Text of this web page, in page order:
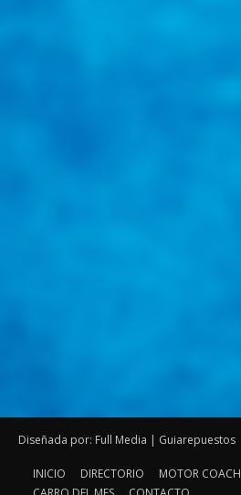
Diseñada por: Full Media | Guiarepuestos
INICIO DIRECTORIO MOTOR COACH